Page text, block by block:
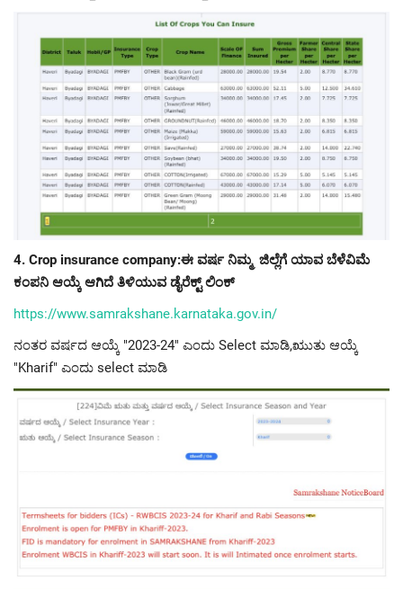
4. Crop insurance company:ಈ ವರ್ಷ ನಿಮ್ಮ ಜಿಲ್ಲೆಗೆ ಯಾವ ಬೆಳೆವಿಮೆ
ಕಂಪನಿ ಆಯ್ಕೆ ಆಗಿದೆ ತಿಳಿಯುವ ಡೈರೆಕ್ಟ್ ಲಿಂಕ್
https://www.samrakshane.karnataka.gov.in/
ನಂತರ ವರ್ಷದ ಆಯ್ಕೆ "2023-24" ಎಂದು Select ಮಾಡಿ,ಋುತು ಆಯ್ಕೆ
"Kharif" ಎಂದು select ಮಾಡಿ